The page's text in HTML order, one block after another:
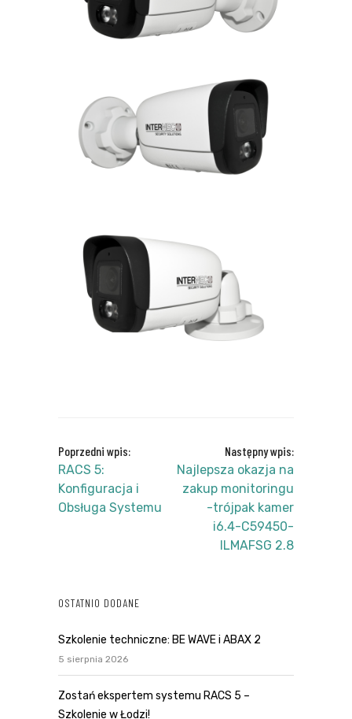
Poprzedni wpis:
RACS 5:
Konfiguracja i
Obsługa Systemu
Następny wpis:
Najlepsza okazja na
zakup monitoringu
-trójpak kamer
i6.4-C59450-
ILMAFSG 2.8
OSTATNIO DODANE
Szkolenie techniczne: BE WAVE i ABAX 2
5 sierpnia 2026
Zostań ekspertem systemu RACS 5 –
Szkolenie w Łodzi!